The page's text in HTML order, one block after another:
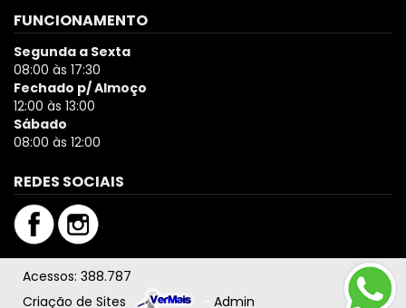
FUNCIONAMENTO
Segunda a Sexta
08:00 às 17:30
Fechado p/ Almoço
12:00 às 13:00
Sábado
08:00 às 12:00
REDES SOCIAIS
Acessos: 388.787
Criação de Sites
Admin